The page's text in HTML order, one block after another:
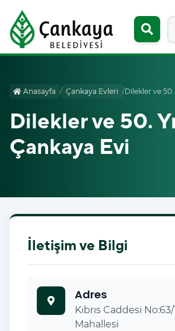
Anasayfa / Çankaya Evleri /Dilekler ve 50.
Dilekler ve 50.
Çankaya Evi
İletişim ve Bilgi
Adres
Kıbrıs Caddesi No:63/
Mahallesi